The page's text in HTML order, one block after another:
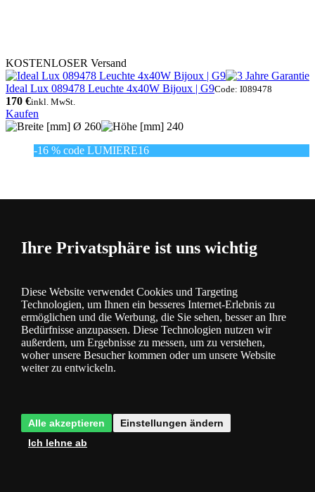
KOSTENLOSER Versand
Ideal Lux 089478 Leuchte 4x40W Bijoux | G9Code: I089478
170 €inkl. MwSt.
Kaufen
Ø 260
240
-16 % code LUMIERE16
Ideal Lux 018010 Kronleuchter Paris 3x40W |
E14Code: I018010
207 €84 €inkl. MwSt.-59 %
Kaufen
Ø 420
min. 335/max. 1050
Ihre Privatsphäre ist uns wichtig
Diese Website verwendet Cookies und Targeting
Technologien, um Ihnen ein besseres Internet-Erlebnis zu
ermöglichen und die Werbung, die Sie sehen, besser an Ihre
Bedürfnisse anzupassen. Diese Technologien nutzen wir
außerdem, um Ergebnisse zu messen, um zu verstehen,
woher unsere Besucher kommen oder um unsere Website
weiter zu entwickeln.
Alle akzeptieren
Einstellungen ändern
Ich lehne ab